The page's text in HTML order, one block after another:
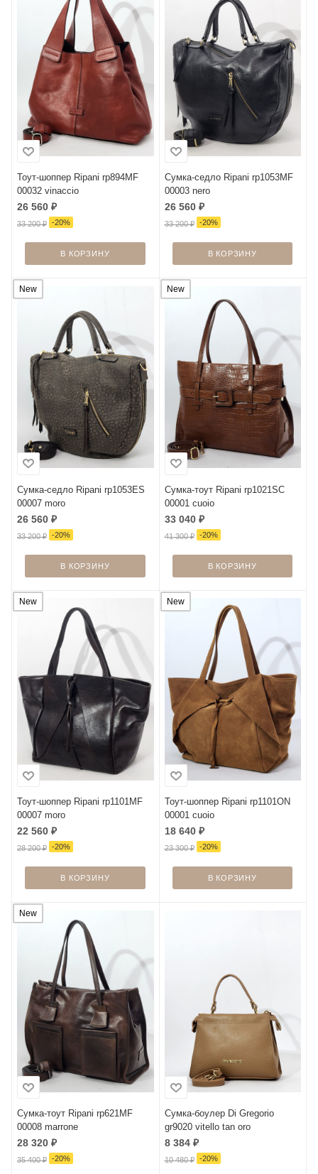
Тоут-шоппер Ripani rp894MF
00032 vinaccio
26 560 ₽
33 200₽ -20%
В КОРЗИНУ
Сумка-седло Ripani rp1053MF
00003 nero
26 560₽
33 200₽ -20%
В КОРЗИНУ
New
Сумка-седло Ripani rp1053ES
00007 moro
26 560 ₽
33 200₽ -20%
В КОРЗИНУ
New
Сумка-тоут Ripani rp1021SC
00001 cuoio
33 040₽
41 300₽ -20%
В КОРЗИНУ
New
Тоут-шоппер Ripani rp1101MF
00007 moro
22 560 ₽
28 200₽ -20%
В КОРЗИНУ
New
Тоут-шоппер Ripani rp1101ON
00001 cuoio
18 640₽
23 300₽ -20%
В КОРЗИНУ
New
Сумка-тоут Ripani rp621MF
00008 marrone
28 320 ₽
35 400₽ -20%
Сумка-боулер Di Gregorio
gr9020 vitello tan oro
8 384₽
10 480₽ -20%